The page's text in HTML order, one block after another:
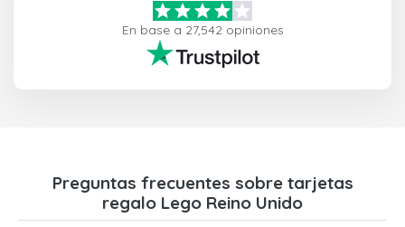
En base a 27,542 opiniones
Preguntas frecuentes sobre tarjetas
regalo Lego Reino Unido